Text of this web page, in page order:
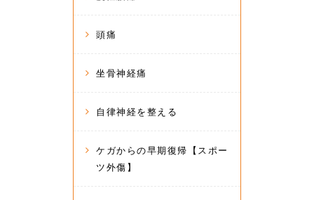
頭痛
坐骨神経痛
自律神経を整える
ケガからの早期復帰【スポー
ツ外傷】